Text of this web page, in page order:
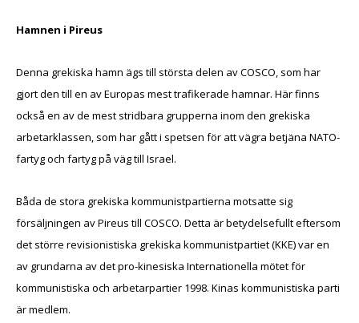
Hamnen i Pireus
Denna grekiska hamn ägs till största delen av COSCO, som har
gjort den till en av Europas mest trafikerade hamnar. Här finns
också en av de mest stridbara grupperna inom den grekiska
arbetarklassen, som har gått i spetsen för att vägra betjäna NATO-
fartyg och fartyg på väg till Israel.
Båda de stora grekiska kommunistpartierna motsatte sig
försäljningen av Pireus till COSCO. Detta är betydelsefullt eftersom
det större revisionistiska grekiska kommunistpartiet (KKE) var en
av grundarna av det pro-kinesiska Internationella mötet för
kommunistiska och arbetarpartier 1998. Kinas kommunistiska parti
är medlem.